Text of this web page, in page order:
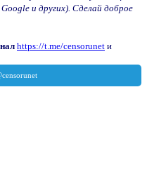
, Google и других). Сделай доброе
https://t.me/censorunet и